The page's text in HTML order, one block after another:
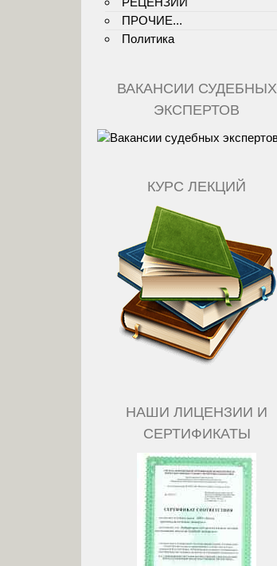
ПРОЧИЕ...
Политика
ВАКАНСИИ СУДЕБНЫХ
ЭКСПЕРТОВ
КУРС ЛЕКЦИЙ
НАШИ ЛИЦЕНЗИИ И
СЕРТИФИКАТЫ